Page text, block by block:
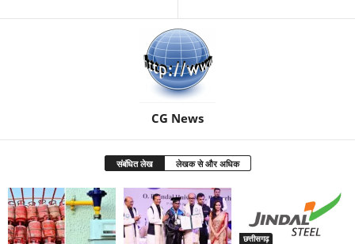
CG News
संबंधित लेख लेखक से और अधिक
छत्तीसगढ़